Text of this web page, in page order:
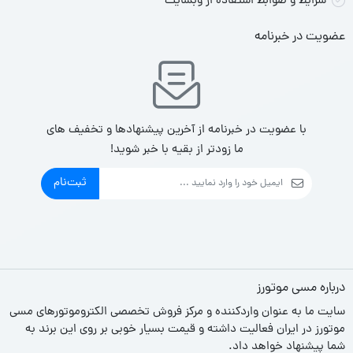
عضویت در خبرنامه
با عضویت در خبرنامه از آخرین پیشنهادها و تخفیف های
ما زودتر از بقیه با خبر شوید!
ثبت‌نام
درباره مسی موتورز
سایت ما به عنوان واردکننده و مرکز فروش تخصصی الکتروموتورهای مسی
موتورز در ایران فعالیت داشته و قیمت بسیار خوبی بر روی این برند به
شما پیشنهاد خواهد داد.